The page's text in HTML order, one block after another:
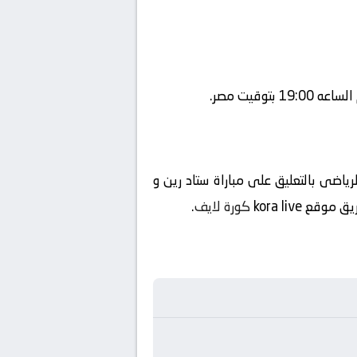
بالتعليق على مباراة ستاد رين و
موقعkora liveكورة لايف.